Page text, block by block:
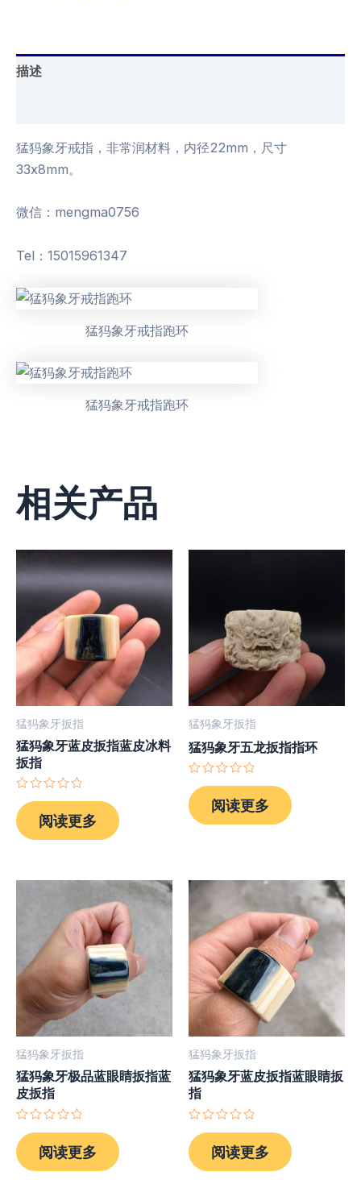
描述
猛犸象牙戒指，非常润材料，内径22mm，尺寸
33x8mm。
微信：mengma0756
Tel：15015961347
猛犸象牙戒指跑环
猛犸象牙戒指跑环
相关产品
猛犸象牙扳指
猛犸象牙蓝皮扳指蓝皮冰料
扳指
评
分
0
&sol;
阅读更多
猛犸象牙扳指
猛犸象牙五龙扳指指环
评
分
0
&sol;
阅读更多
猛犸象牙扳指
猛犸象牙极品蓝眼睛扳指蓝
皮扳指
分
0
&sol;
阅读更多
猛犸象牙扳指
猛犸象牙蓝皮扳指蓝眼睛扳
指
分
0
&sol;
阅读更多